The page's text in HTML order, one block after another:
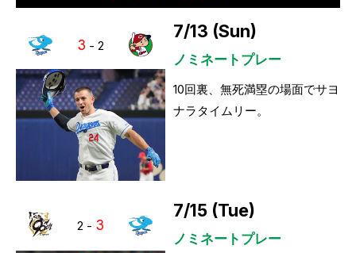
3 - 2
7/13 (Sun)
ノミネートプレー
10回裏、無死満塁の場面でサヨ
ナラタイムリー。
2 - 3
7/15 (Tue)
ノミネートプレー